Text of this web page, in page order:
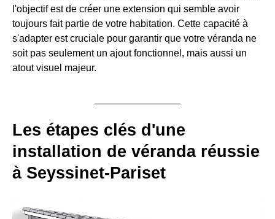
l'objectif est de créer une extension qui semble avoir
toujours fait partie de votre habitation. Cette capacité à
s'adapter est cruciale pour garantir que votre véranda ne
soit pas seulement un ajout fonctionnel, mais aussi un
atout visuel majeur.
Les étapes clés d'une
installation de véranda réussie
à Seyssinet-Pariset